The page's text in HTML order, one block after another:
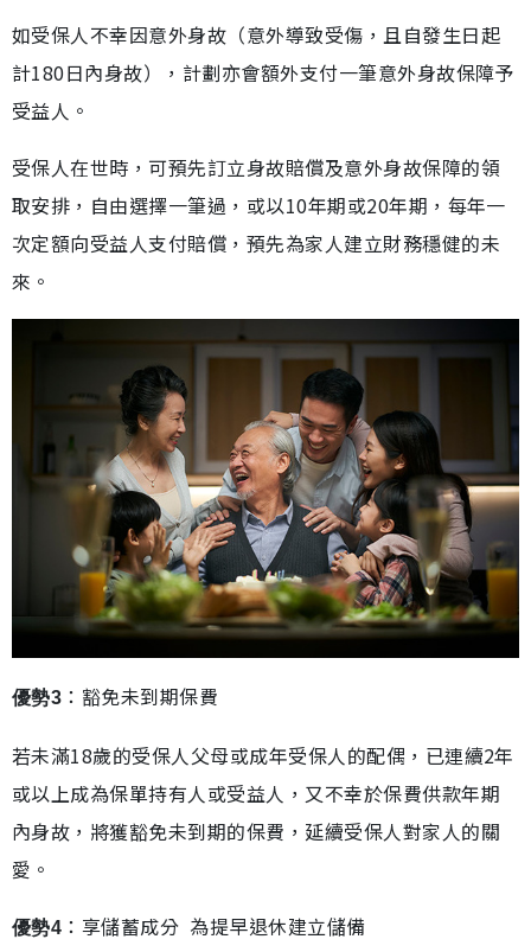
如受保人不幸因意外身故（意外導致受傷，且自發生日起
計180日內身故），計劃亦會額外支付一筆意外身故保障予
受益人。
受保人在世時，可預先訂立身故賠償及意外身故保障的領
取安排，自由選擇一筆過，或以10年期或20年期，每年一
次定額向受益人支付賠償，預先為家人建立財務穩健的未
來。
優勢3 ：豁免未到期保費
若未滿18歲的受保人父母或成年受保人的配偶，已連續2年
或以上成為保單持有人或受益人，又不幸於保費供款年期
內身故，將獲豁免未到期的保費，延續受保人對家人的關
愛。
優勢4 ：享儲蓄成分 為提早退休建立儲備